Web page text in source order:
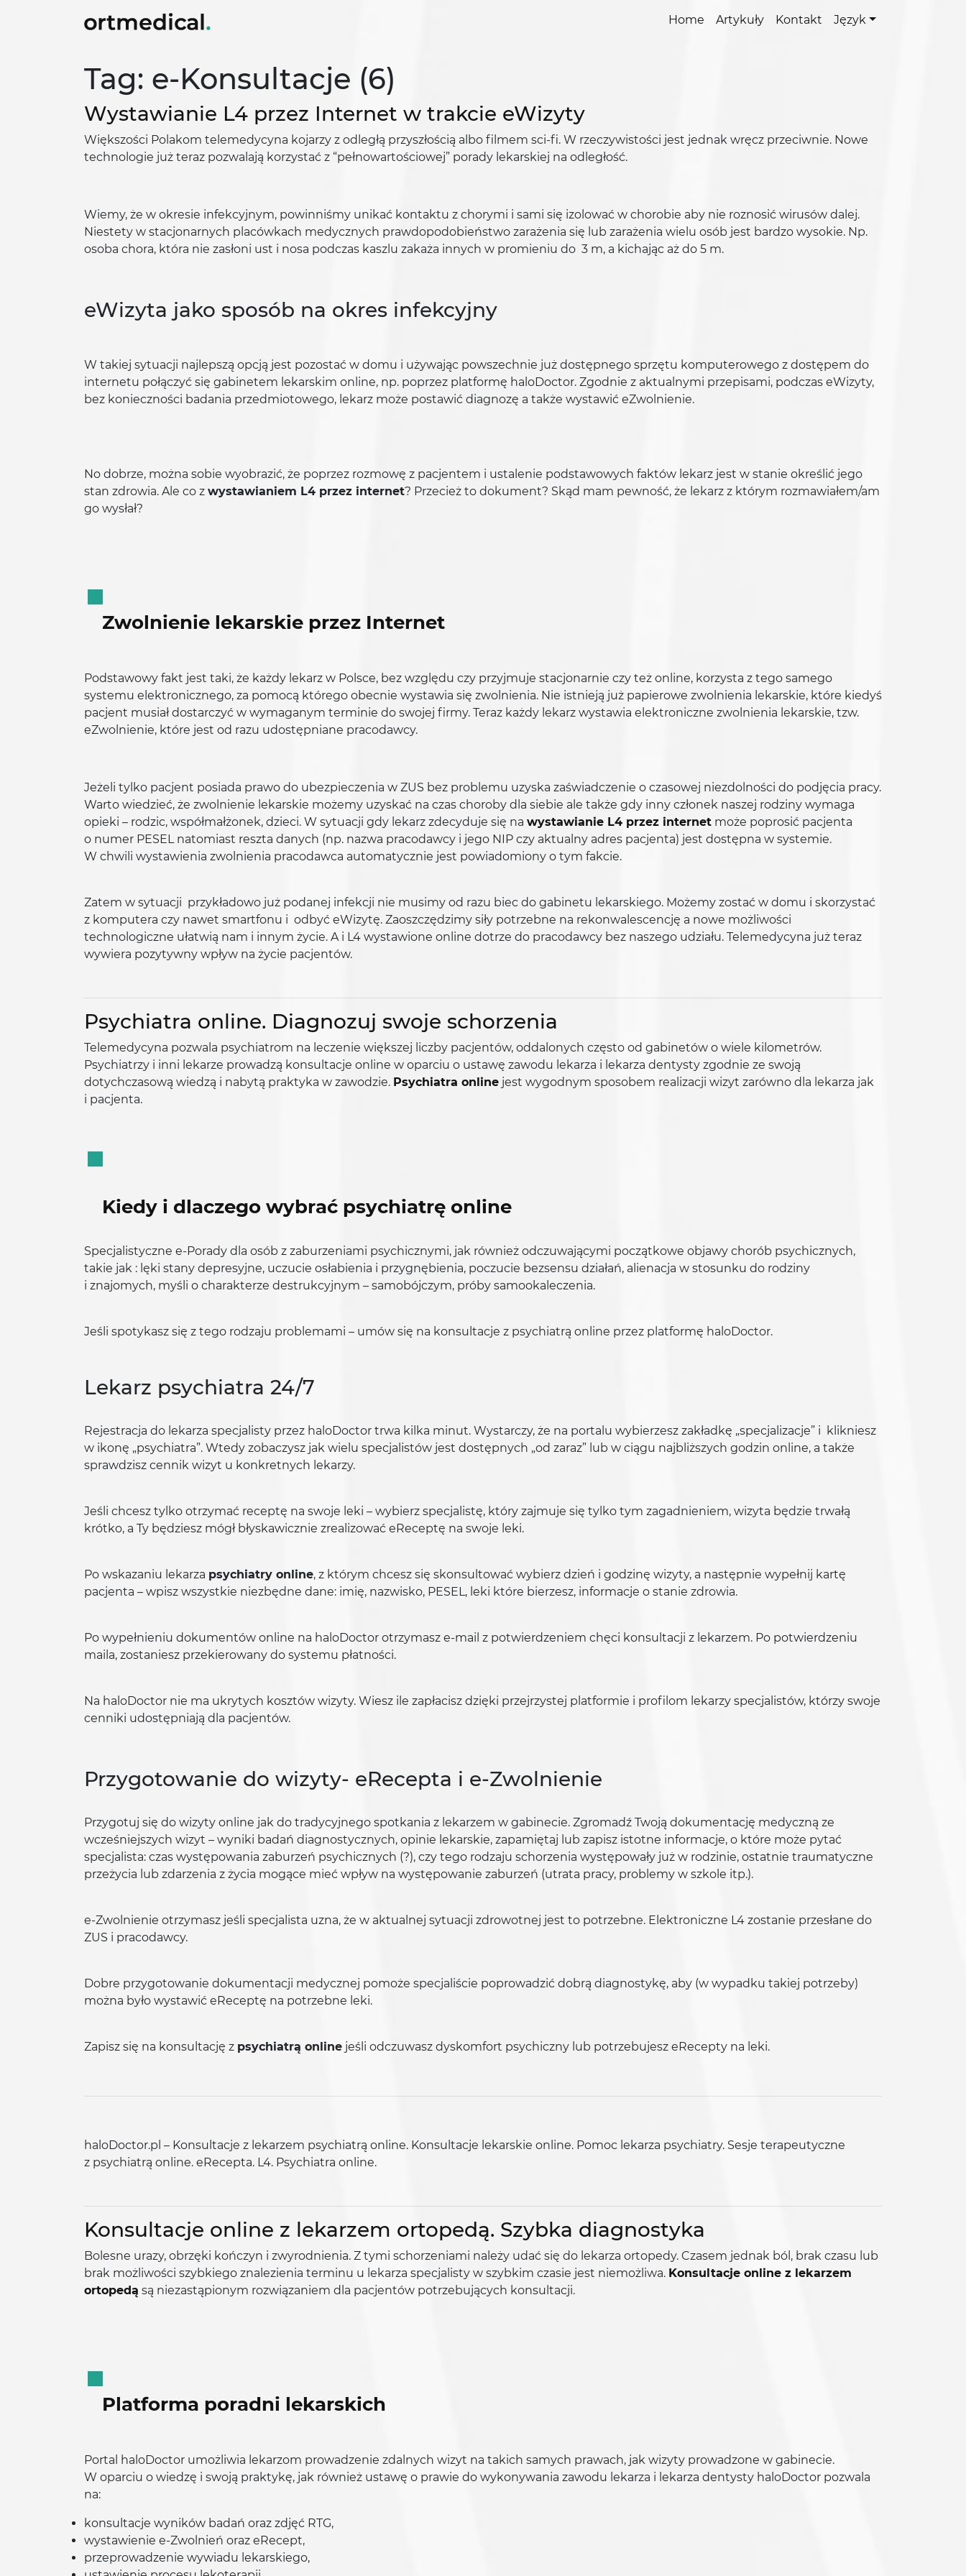
Home Artykuły Kontakt Język
Tag: e-Konsultacje (6)
Wystawianie L4 przez Internet w trakcie eWizyty
Większości Polakom telemedycyna kojarzy z odległą przyszłością albo filmem sci-fi. W rzeczywistości jest jednak wręcz przeciwnie. Nowe
technologie już teraz pozwalają korzystać z “pełnowartościowej” porady lekarskiej na odległość.
Wiemy, że w okresie infekcyjnym, powinniśmy unikać kontaktu z chorymi i sami się izolować w chorobie aby nie roznosić wirusów dalej.
Niestety w stacjonarnych placówkach medycznych prawdopodobieństwo zarażenia się lub zarażenia wielu osób jest bardzo wysokie. Np.
osoba chora, która nie zasłoni ust i nosa podczas kaszlu zakaża innych w promieniu do 3 m, a kichając aż do 5 m.
eWizyta jako sposób na okres infekcyjny
W takiej sytuacji najlepszą opcją jest pozostać w domu i używając powszechnie już dostępnego sprzętu komputerowego z dostępem do
internetu połączyć się gabinetem lekarskim online, np. poprzez platformę haloDoctor. Zgodnie z aktualnymi przepisami, podczas eWizyty,
bez konieczności badania przedmiotowego, lekarz może postawić diagnozę a także wystawić eZwolnienie.
No dobrze, można sobie wyobrazić, że poprzez rozmowę z pacjentem i ustalenie podstawowych faktów lekarz jest w stanie określić jego
stan zdrowia. Ale co z wystawianiem L4 przez internet? Przecież to dokument? Skąd mam pewność, że lekarz z którym rozmawiałem/am
go wysłał?
Zwolnienie lekarskie przez Internet
Podstawowy fakt jest taki, że każdy lekarz w Polsce, bez względu czy przyjmuje stacjonarnie czy też online, korzysta z tego samego
systemu elektronicznego, za pomocą którego obecnie wystawia się zwolnienia. Nie istnieją już papierowe zwolnienia lekarskie, które kiedyś
pacjent musiał dostarczyć w wymaganym terminie do swojej firmy. Teraz każdy lekarz wystawia elektroniczne zwolnienia lekarskie, tzw.
eZwolnienie, które jest od razu udostępniane pracodawcy.
Jeżeli tylko pacjent posiada prawo do ubezpieczenia w ZUS bez problemu uzyska zaświadczenie o czasowej niezdolności do podjęcia pracy.
Warto wiedzieć, że zwolnienie lekarskie możemy uzyskać na czas choroby dla siebie ale także gdy inny członek naszej rodziny wymaga
opieki – rodzic, współmałżonek, dzieci. W sytuacji gdy lekarz zdecyduje się na wystawianie L4 przez internet może poprosić pacjenta
o numer PESEL natomiast reszta danych (np. nazwa pracodawcy i jego NIP czy aktualny adres pacjenta) jest dostępna w systemie.
W chwili wystawienia zwolnienia pracodawca automatycznie jest powiadomiony o tym fakcie.
Zatem w sytuacji przykładowo już podanej infekcji nie musimy od razu biec do gabinetu lekarskiego. Możemy zostać w domu i skorzystać
z komputera czy nawet smartfonu i odbyć eWizytę. Zaoszczędzimy siły potrzebne na rekonwalescencję a nowe możliwości
technologiczne ułatwią nam i innym życie. A i L4 wystawione online dotrze do pracodawcy bez naszego udziału. Telemedycyna już teraz
wywiera pozytywny wpływ na życie pacjentów.
Psychiatra online. Diagnozuj swoje schorzenia
Telemedycyna pozwala psychiatrom na leczenie większej liczby pacjentów, oddalonych często od gabinetów o wiele kilometrów.
Psychiatrzy i inni lekarze prowadzą konsultacje online w oparciu o ustawę zawodu lekarza i lekarza dentysty zgodnie ze swoją
dotychczasową wiedzą i nabytą praktyka w zawodzie. Psychiatra online jest wygodnym sposobem realizacji wizyt zarówno dla lekarza jak
i pacjenta.
Kiedy i dlaczego wybrać psychiatrę online
Specjalistyczne e-Porady dla osób z zaburzeniami psychicznymi, jak również odczuwającymi początkowe objawy chorób psychicznych,
takie jak : lęki stany depresyjne, uczucie osłabienia i przygnębienia, poczucie bezsensu działań, alienacja w stosunku do rodziny
i znajomych, myśli o charakterze destrukcyjnym – samobójczym, próby samookaleczenia.
Jeśli spotykasz się z tego rodzaju problemami – umów się na konsultacje z psychiatrą online przez platformę haloDoctor.
Lekarz psychiatra 24/7
Rejestracja do lekarza specjalisty przez haloDoctor trwa kilka minut. Wystarczy, że na portalu wybierzesz zakładkę „specjalizacje” i klikniesz
w ikonę „psychiatra”. Wtedy zobaczysz jak wielu specjalistów jest dostępnych „od zaraz” lub w ciągu najbliższych godzin online, a także
sprawdzisz cennik wizyt u konkretnych lekarzy.
Jeśli chcesz tylko otrzymać receptę na swoje leki – wybierz specjalistę, który zajmuje się tylko tym zagadnieniem, wizyta będzie trwałą
krótko, a Ty będziesz mógł błyskawicznie zrealizować eReceptę na swoje leki.
Po wskazaniu lekarza psychiatry online, z którym chcesz się skonsultować wybierz dzień i godzinę wizyty, a następnie wypełnij kartę
pacjenta – wpisz wszystkie niezbędne dane: imię, nazwisko, PESEL, leki które bierzesz, informacje o stanie zdrowia.
Po wypełnieniu dokumentów online na haloDoctor otrzymasz e-mail z potwierdzeniem chęci konsultacji z lekarzem. Po potwierdzeniu
maila, zostaniesz przekierowany do systemu płatności.
Na haloDoctor nie ma ukrytych kosztów wizyty. Wiesz ile zapłacisz dzięki przejrzystej platformie i profilom lekarzy specjalistów, którzy swoje
cenniki udostępniają dla pacjentów.
Przygotowanie do wizyty- eRecepta i e-Zwolnienie
Przygotuj się do wizyty online jak do tradycyjnego spotkania z lekarzem w gabinecie. Zgromadź Twoją dokumentację medyczną ze
wcześniejszych wizyt – wyniki badań diagnostycznych, opinie lekarskie, zapamiętaj lub zapisz istotne informacje, o które może pytać
specjalista: czas występowania zaburzeń psychicznych (?), czy tego rodzaju schorzenia występowały już w rodzinie, ostatnie traumatyczne
przeżycia lub zdarzenia z życia mogące mieć wpływ na występowanie zaburzeń (utrata pracy, problemy w szkole itp.).
e-Zwolnienie otrzymasz jeśli specjalista uzna, że w aktualnej sytuacji zdrowotnej jest to potrzebne. Elektroniczne L4 zostanie przesłane do
ZUS i pracodawcy.
Dobre przygotowanie dokumentacji medycznej pomoże specjaliście poprowadzić dobrą diagnostykę, aby (w wypadku takiej potrzeby)
można było wystawić eReceptę na potrzebne leki.
Zapisz się na konsultację z psychiatrą online jeśli odczuwasz dyskomfort psychiczny lub potrzebujesz eRecepty na leki.
haloDoctor.pl – Konsultacje z lekarzem psychiatrą online. Konsultacje lekarskie online. Pomoc lekarza psychiatry. Sesje terapeutyczne
z psychiatrą online. eRecepta. L4. Psychiatra online.
Konsultacje online z lekarzem ortopedą. Szybka diagnostyka
Bolesne urazy, obrzęki kończyn i zwyrodnienia. Z tymi schorzeniami należy udać się do lekarza ortopedy. Czasem jednak ból, brak czasu lub
brak możliwości szybkiego znalezienia terminu u lekarza specjalisty w szybkim czasie jest niemożliwa. Konsultacje online z lekarzem
ortopedą są niezastąpionym rozwiązaniem dla pacjentów potrzebujących konsultacji.
Platforma poradni lekarskich
Portal haloDoctor umożliwia lekarzom prowadzenie zdalnych wizyt na takich samych prawach, jak wizyty prowadzone w gabinecie.
W oparciu o wiedzę i swoją praktykę, jak również ustawę o prawie do wykonywania zawodu lekarza i lekarza dentysty haloDoctor pozwala
na:
konsultacje wyników badań oraz zdjęć RTG,
wystawienie e-Zwolnień oraz eRecept,
przeprowadzenie wywiadu lekarskiego,